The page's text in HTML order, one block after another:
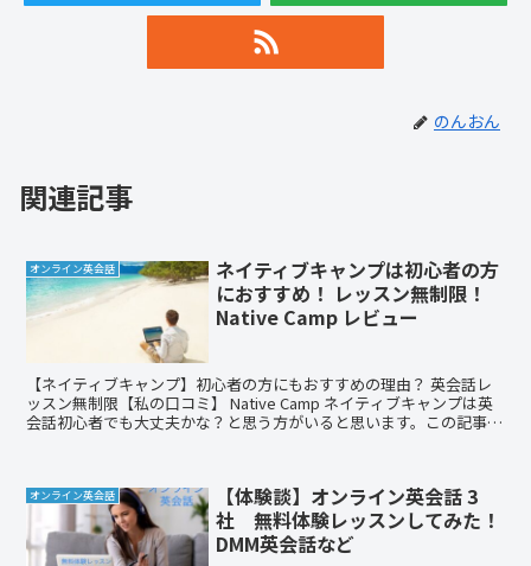
のんおん
関連記事
オンライン英会話
ネイティブキャンプは初心者の方
におすすめ！ レッスン無制限！
Native Camp レビュー
【ネイティブキャンプ】初心者の方にもおすすめの理由？ 英会話レ
ッスン無制限【私の口コミ】 Native Camp ネイティブキャンプは英
会話初心者でも大丈夫かな？と思う方がいると思います。この記事
オンライン英会話
【体験談】オンライン英会話 3
社 無料体験レッスンしてみた！
DMM英会話など